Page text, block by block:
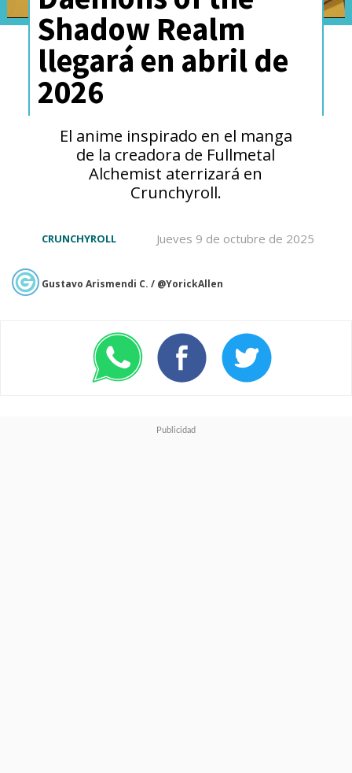
Shadow Realm
llegará en abril de
2026
El anime inspirado en el manga
de la creadora de Fullmetal
Alchemist aterrizará en
Crunchyroll.
Jueves 9 de octubre de 2025
CRUNCHYROLL
Gustavo Arismendi C. / @YorickAllen